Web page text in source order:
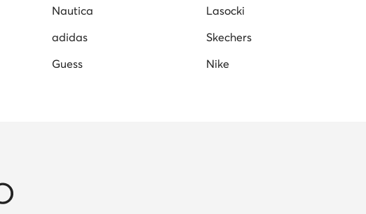
Nautica
Lasocki
adidas
Skechers
Guess Nike